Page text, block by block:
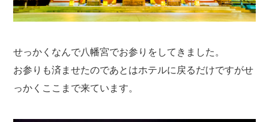
せっかくなんで八幡宮でお参りをしてきました。
お参りも済ませたのであとはホテルに戻るだけですがせ
っかくここまで来ています。